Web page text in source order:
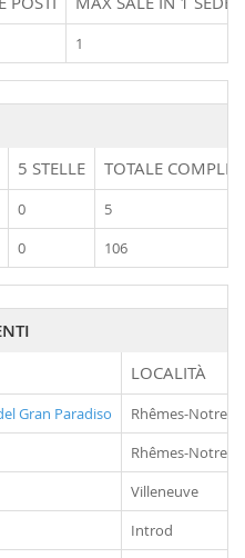
1
5 STELLE TOTALE
0
5
0 106
LOCALITÀ
Gran Paradiso
Rhêmes-Notre-
Rhêmes-Notre-
Villeneuve
Introd